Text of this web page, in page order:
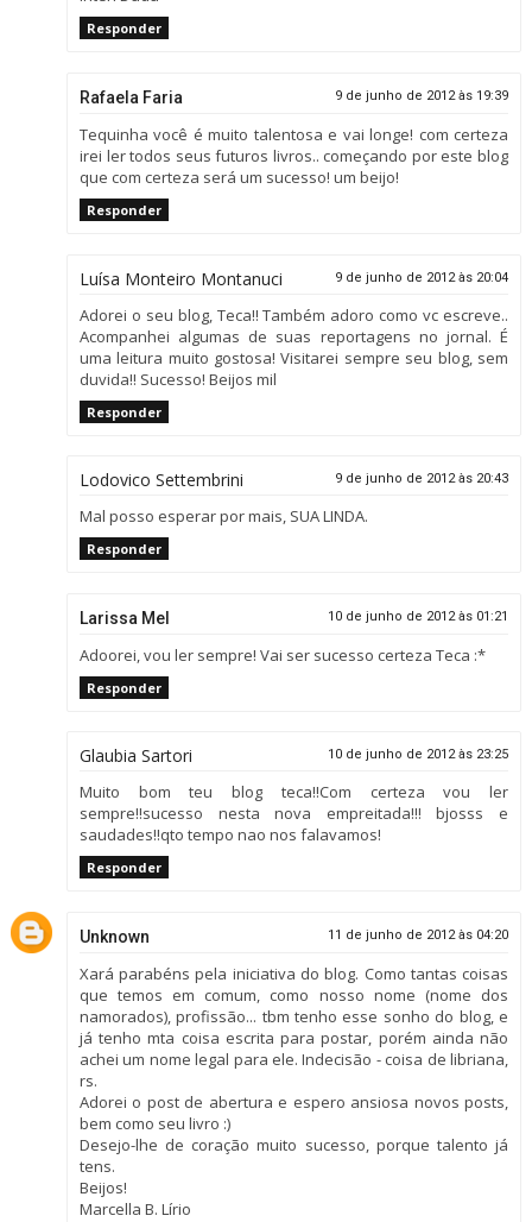
Responder
Rafaela Faria 9 de junho de 2012 às 19:39
Tequinha você é muito talentosa e vai longe! com certeza
irei ler todos seus futuros livros.. começando por este blog
que com certeza será um sucesso! um beijo!
Responder
Luísa Monteiro Montanuci 9 de junho de 2012 às 20:04
Adorei o seu blog, Teca!! Também adoro como vc escreve..
Acompanhei algumas de suas reportagens no jornal. É
uma leitura muito gostosa! Visitarei sempre seu blog, sem
duvida!! Sucesso! Beijos mil
Responder
Lodovico Settembrini 9 de junho de 2012 às 20:43
Mal posso esperar por mais, SUA LINDA.
Responder
Larissa Mel 10 de junho de 2012 às 01:21
Adoorei, vou ler sempre! Vai ser sucesso certeza Teca :*
Responder
Glaubia Sartori 10 de junho de 2012 às 23:25
Muito bom teu blog teca!!Com certeza vou ler
sempre!!sucesso nesta nova empreitada!!! bjosss e
saudades!!qto tempo nao nos falavamos!
Responder
Unknown 11 de junho de 2012 às 04:20
Xará parabéns pela iniciativa do blog. Como tantas coisas
que temos em comum, como nosso nome (nome dos
namorados), profissão... tbm tenho esse sonho do blog, e
já tenho mta coisa escrita para postar, porém ainda não
achei um nome legal para ele. Indecisão - coisa de libriana,
rs.
Adorei o post de abertura e espero ansiosa novos posts,
bem como seu livro :)
Desejo-lhe de coração muito sucesso, porque talento já
tens.
Beijos!
Marcella B. Lírio